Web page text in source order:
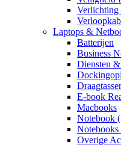
Verlichting
Laptops &
Batterijen
Business
Diensten
E-book
Macbooks
Notebook
Overige